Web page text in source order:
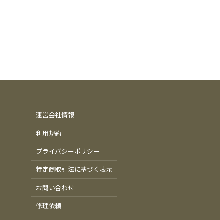
運営会社情報
利用規約
プライバシーポリシー
特定商取引法に基づく表示
お問い合わせ
修理依頼